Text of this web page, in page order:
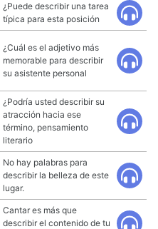
¿Puede describir una tarea
típica para esta posición
¿Cuál es el adjetivo más
memorable para describir
su asistente personal
¿Podría usted describir su
atracción hacia ese
término, pensamiento
literario
No hay palabras para
describir la belleza de este
lugar.
Cantar es más que
describir el contenido de tu